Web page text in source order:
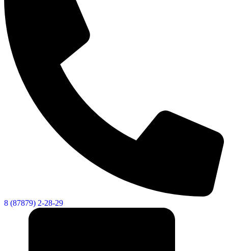
Социальные
Веб
8 (87879) 2-28-29